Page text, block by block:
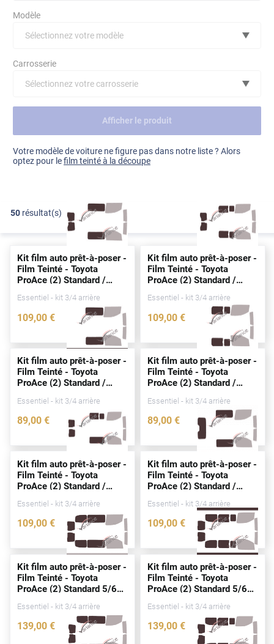
Ford
Hyundai
Land Rover
Mini
Opel
Peugeot
Skoda
Tesla
Toyota
Volkswagen
Acura
Aixam
Alfa Romeo
Modèle
Sélectionnez votre modèle
Carrosserie
Sélectionnez votre carrosserie
Voir tout
Afficher le produit
Votre modèle de voiture ne figure pas dans notre liste ? Alors
optez pour lefilm teinté à la découpe
50 résultat(s) FILTRER
Kit film auto prêt-à-poser -
Film Teinté - Toyota
ProAce (2) Standard /
(depuis2016)
Essentiel - kit 3/4 arrière
109,00 €
3888-TOY
Kit film auto prêt-à-poser -
Film Teinté - Toyota
ProAce (2) Standard /
(depuis2016)
Essentiel - kit 3/4 arrière
109,00 €
3896-TOY
Kit film auto prêt-à-poser -
Film Teinté - Toyota
ProAce (2) Standard /
(depuis2016)
Essentiel - kit 3/4 arrière
89,00 €
3897-TOY
Kit film auto prêt-à-poser -
Film Teinté - Toyota
ProAce (2) Standard /
(depuis2016)
Essentiel - kit 3/4 arrière
89,00 €
3900-TOY
Kit film auto prêt-à-poser -
Film Teinté - Toyota
ProAce (2) Standard /
(depuis2016)
Essentiel - kit 3/4 arrière
109,00 €
4225-TOY
Kit film auto prêt-à-poser -
Film Teinté - Toyota
ProAce (2) Standard /
(depuis2016)
Essentiel - kit 3/4 arrière
109,00 €
3891-TOY
Kit film auto prêt-à-poser -
Film Teinté - Toyota
ProAce (2) Standard 5/6
Essentiel - kit 3/4 arrière
139,00 €
4435-TOY
Kit film auto prêt-à-poser -
Film Teinté - Toyota
ProAce (2) Standard 5/6
Essentiel - kit 3/4 arrière
139,00 €
4436-TOY